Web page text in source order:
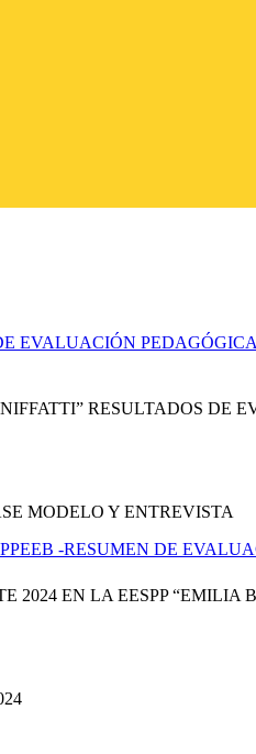
EVALUACIÓN
RESULTADOS DE
MODELO Y ENTREVISTA
-RESUMEN DE
2024 EN LA EESPP “EMILIA